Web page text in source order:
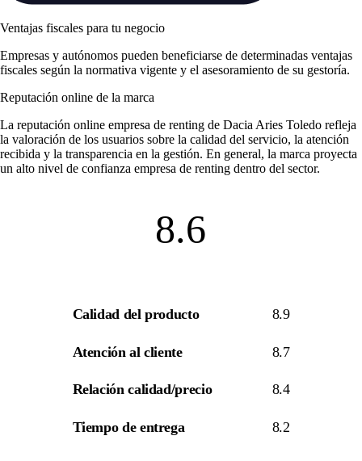
Ventajas fiscales para tu negocio
Empresas y autónomos pueden beneficiarse de determinadas ventajas
fiscales según la normativa vigente y el asesoramiento de su gestoría.
Reputación online de la marca
La reputación online empresa de renting de Dacia Aries Toledo refleja
la valoración de los usuarios sobre la calidad del servicio, la atención
recibida y la transparencia en la gestión. En general, la marca proyecta
un alto nivel de confianza empresa de renting dentro del sector.
8.6
Calidad del producto 8.9
Atención al cliente 8.7
Relación calidad/precio 8.4
Tiempo de entrega 8.2